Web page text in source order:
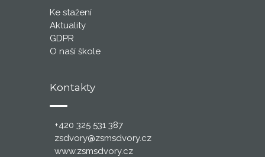
Ke stažení
Aktuality
GDPR
O naší škole
Kontakty
+420 325 531 387
zsdvory@zsmsdvory.cz
www.zsmsdvory.cz